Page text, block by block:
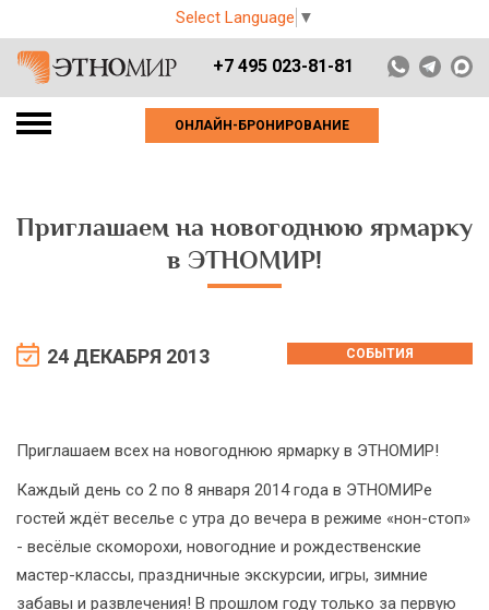
Select Language ▼
+7 495 023-81-81
ОНЛАЙН-БРОНИРОВАНИЕ
Приглашаем на новогоднюю ярмарку
в ЭТНОМИР!
24 ДЕКАБРЯ 2013 СОБЫТИЯ
Приглашаем всех на новогоднюю ярмарку в ЭТНОМИР!
Каждый день со 2 по 8 января 2014 года в ЭТНОМИРе
гостей ждёт веселье с утра до вечера в режиме «нон-стоп»
- весёлые скоморохи, новогодние и рождественские
мастер-классы, праздничные экскурсии, игры, зимние
забавы и развлечения! В прошлом году только за первую